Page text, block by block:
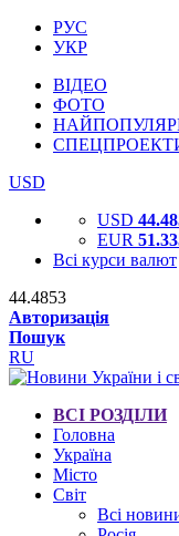
РУС
УКР
ВІДЕО
ФОТО
USD
USD
EUR
Всі курси валют
44.4853
Авторизація
Пошук
RU
ВСІ РОЗДІЛИ
Головна
Україна
Місто
Світ
Всі